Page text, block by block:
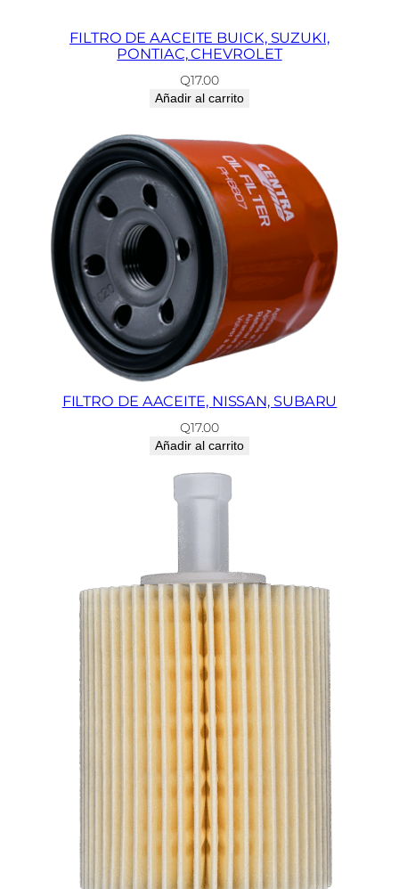
FILTRO DE AACEITE BUICK, SUZUKI,
PONTIAC, CHEVROLET
Q17.00
Añadir al carrito
FILTRO DE AACEITE, NISSAN, SUBARU
Q17.00
Añadir al carrito